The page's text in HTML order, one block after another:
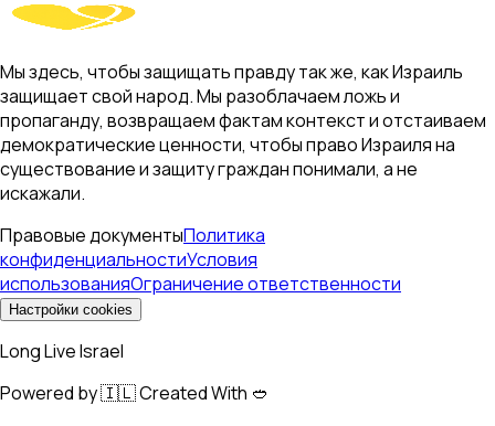
Мы здесь, чтобы защищать правду так же, как Израиль
защищает свой народ. Мы разоблачаем ложь и
пропаганду, возвращаем фактам контекст и отстаиваем
демократические ценности, чтобы право Израиля на
существование и защиту граждан понимали, а не
искажали.
Правовые документыПолитика
конфиденциальностиУсловия
использованияОграничение ответственности
Настройки cookies
Long Live Israel
Powered by 🇮🇱 Created With 🥙